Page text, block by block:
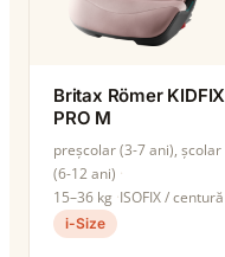
Britax Römer KIDFIX
PRO M
preșcolar (3-7 ani), școlar
(6-12 ani)
15–36 kg ISOFIX / centură
i-Size